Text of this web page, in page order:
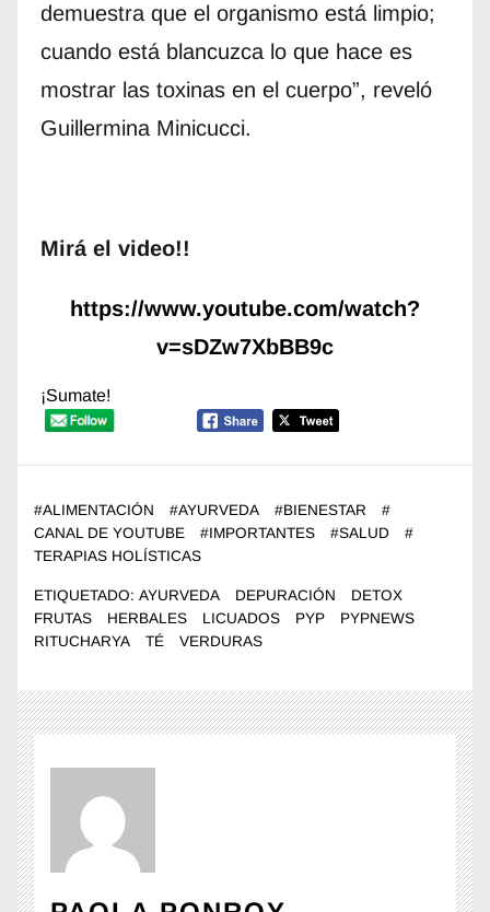
demuestra que el organismo está limpio;
cuando está blancuzca lo que hace es
mostrar las toxinas en el cuerpo”, reveló
Guillermina Minicucci.
Mirá el video!!
https://www.youtube.com/watch?
v=sDZw7XbBB9c
¡Sumate!
#ALIMENTACIÓN #AYURVEDA #BIENESTAR
#
CANAL DE YOUTUBE
#IMPORTANTES #SALUD
#
TERAPIAS HOLÍSTICAS
ETIQUETADO: AYURVEDA DEPURACIÓN
DETOX
FRUTAS
HERBALES LICUADOS PYP
PYPNEWS
RITUCHARYA
TÉ VERDURAS